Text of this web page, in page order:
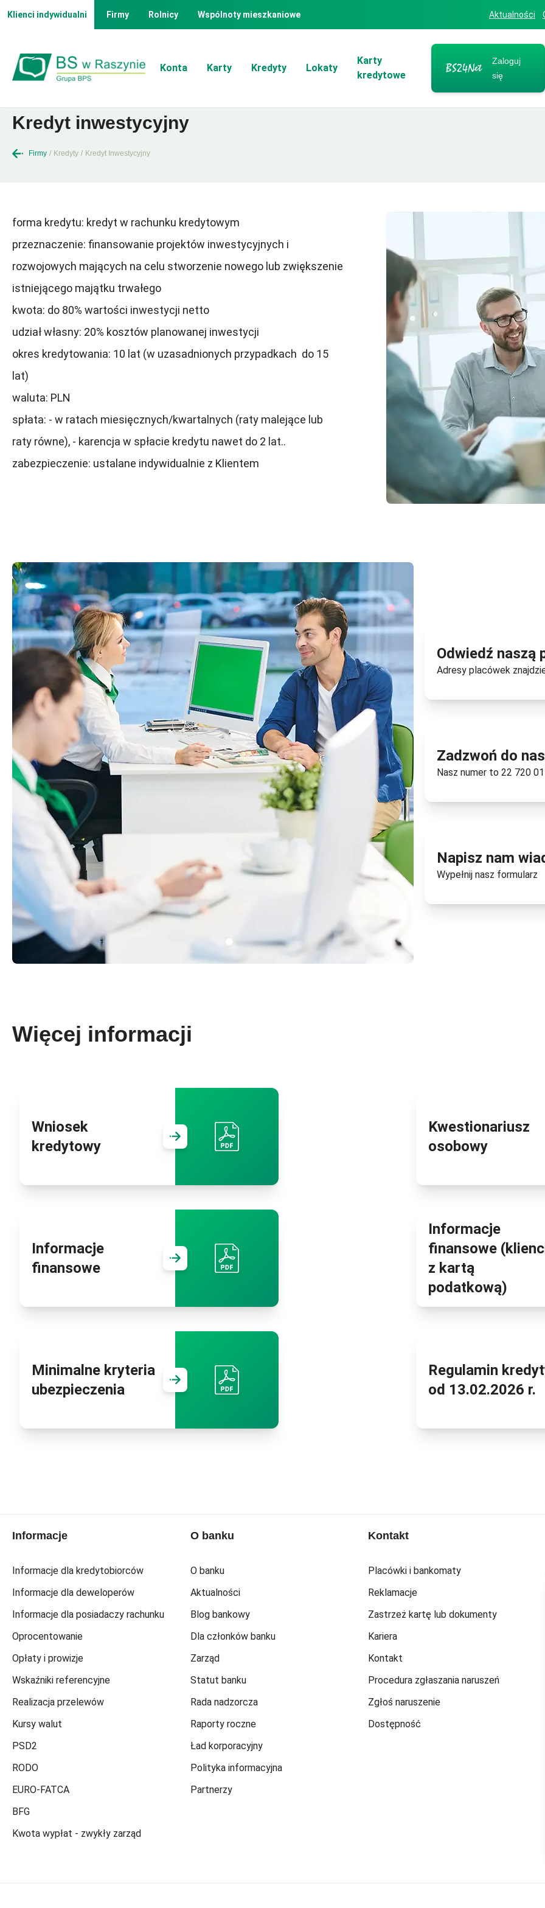
Klienci indywidualni Firmy Rolnicy Wspólnoty mieszkaniowe Aktualności
Konta Karty Kredyty Lokaty
Karty
kredytowe
Zaloguj
się
Kredyt inwestycyjny
Firmy / Kredyty / Kredyt Inwestycyjny
forma kredytu: kredyt w rachunku kredytowym
przeznaczenie: finansowanie projektów inwestycyjnych i
rozwojowych mających na celu stworzenie nowego lub zwiększenie
istniejącego majątku trwałego
kwota: do 80% wartości inwestycji netto
udział własny: 20% kosztów planowanej inwestycji
okres kredytowania: 10 lat (w uzasadnionych przypadkach do 15
lat)
waluta: PLN
spłata: - w ratach miesięcznych/kwartalnych (raty malejące lub
raty równe), - karencja w spłacie kredytu nawet do 2 lat..
zabezpieczenie: ustalane indywidualnie z Klientem
Odwiedź naszą
Adresy placówek
Zadzwoń do nas
Nasz numer to22 720
Napisz nam
Wypełnij nasz formularz
Więcej informacji
Wniosek
kredytowy
Przejdź do
Kwestionariusz
osobowy
Informacje
finansowe
Przejdź do
Informacje
finansowe
z kartą
podatkową)
Minimalne kryteria
ubezpieczenia
Przejdź do
Regulamin
od 13.02.2026 r.
Informacje
Informacje dla kredytobiorców
Informacje dla deweloperów
Informacje dla posiadaczy rachunku
Oprocentowanie
Opłaty i prowizje
Wskaźniki referencyjne
Realizacja przelewów
Kursy walut
PSD2
RODO
EURO-FATCA
BFG
Kwota wypłat - zwykły zarząd
O banku
O banku
Aktualności
Blog bankowy
Dla członków banku
Zarząd
Statut banku
Rada nadzorcza
Raporty roczne
Ład korporacyjny
Polityka informacyjna
Partnerzy
Kontakt
Placówki i bankomaty
Reklamacje
Zastrzeż kartę lub dokumenty
Kariera
Kontakt
Procedura zgłaszania naruszeń
Zgłoś naruszenie
Dostępność